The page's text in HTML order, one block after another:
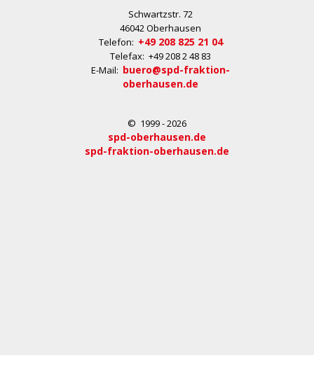
Schwartzstr. 72
46042 Oberhausen
Telefon: +49 208 825 21 04
Telefax: +49 208 2 48 83
E-Mail: buero@spd-fraktion-
oberhausen.de
© 1999 - 2026
spd-oberhausen.de
spd-fraktion-oberhausen.de